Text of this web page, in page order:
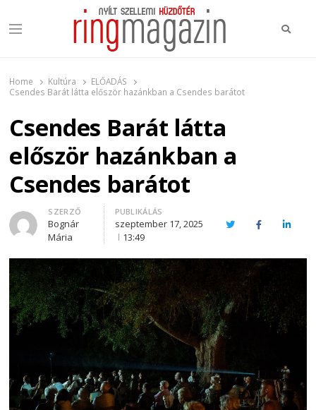
Menu
Home Kultúra
ELŐADÁS
Csendes Barát látta először hazánkban a Csendes barátot
Csendes Barát látta
először hazánkban a
Csendes barátot
Author
SZERZŐ
Bognár
Mária
PUBLIKÁLÁS
szeptember 17, 2025
13:49
TwitterFacebook